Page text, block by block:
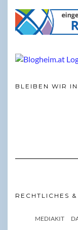
BLEIBEN WIR
RECHTLICHES
MEDIAKIT